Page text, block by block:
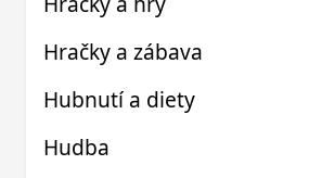
Hračky a zábava
Hubnutí a diety
Hudba